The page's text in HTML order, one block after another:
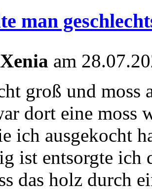
man
Xenia am
groß und moss
dort eine moss
ich ausgekocht
ist entsorgte ich
das holz durch